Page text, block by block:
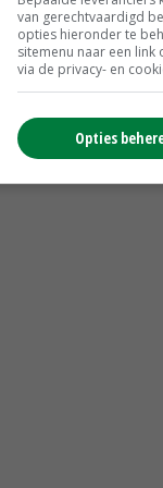
Vleesvarkens
MEER MARKTPRIJZEN
van gerechtvaardigd
opties hieronder te
sitemenu naar een
via de privacy- en
Opties